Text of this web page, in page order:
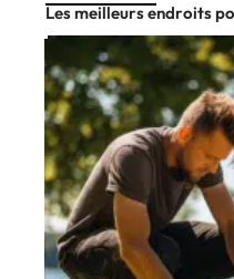
Les meilleurs endroits